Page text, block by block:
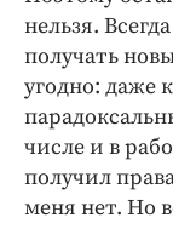
нельзя.
получать
угодно: даже
числе и в
получил
меня нет. Но